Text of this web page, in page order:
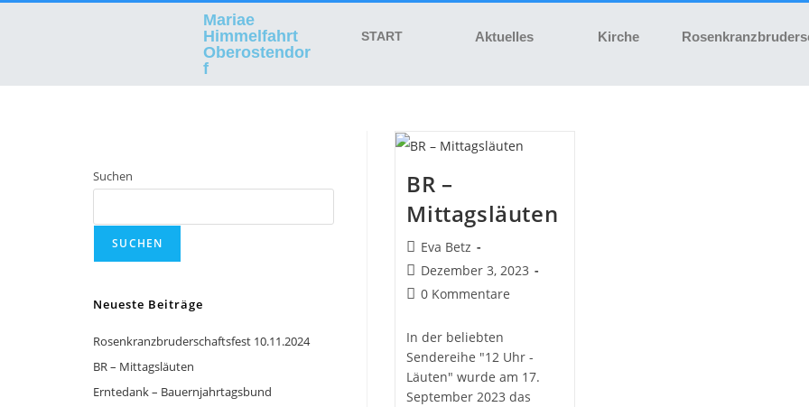
Mariae
Himmelfahrt
Oberostendor
f
START Aktuelles Kirche
BR –
Mittagsläuten
Eva Betz
Dezember 3, 2023
0 Kommentare
In der beliebten
Sendereihe "12 Uhr -
Läuten" wurde am 17.
September 2023 das
Suchen
SUCHEN
Neueste Beiträge
Rosenkranzbruderschaftsfest 10.11.2024
BR – Mittagsläuten
Erntedank – Bauernjahrtagsbund